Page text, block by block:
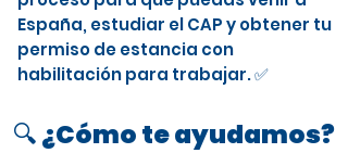
España, estudiar el CAP y obtener tu
permiso de estancia con
habilitación para trabajar. ✅
🔍 ¿Cómo te ayudamos?